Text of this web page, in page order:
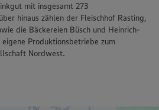
mit insgesamt 273
hinaus zählen der Fleischhof Rasting,
die Bäckereien Büsch und Heinrich-
Produktionsbetriebe zum
Nordwest.